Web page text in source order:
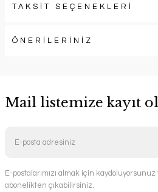
TAKSİT SEÇENEKLERİ
ÖNERİLERİNİZ
Mail listemize kayıt
E-postalarımızı almak için
abonelikten çıkabilirsiniz.